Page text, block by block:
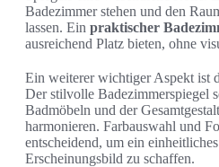
Badezimmer stehen und den
lassen. Ein praktischer
ausreichend Platz bieten, ohne
Ein weiterer wichtiger Aspekt ist
Der stilvolle Badezimmerspiegel
Badmöbeln und der
harmonieren. Farbauswahl und
entscheidend, um ein
Erscheinungsbild zu schaffen.